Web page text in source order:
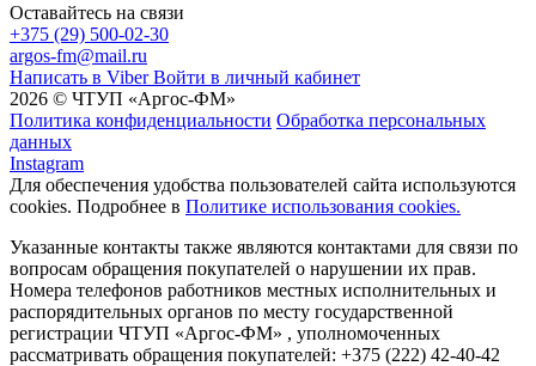
Оставайтесь на связи
+375 (29) 500-02-30
argos-fm@mail.ru
Написать в Viber Войти в личный кабинет
2026 © ЧТУП «Аргос-ФМ»
Политика конфиденциальности Обработка персональных
данных
Instagram
Для обеспечения удобства пользователей сайта используются
cookies. Подробнее в Политике использования cookies.
Указанные контакты также являются контактами для связи по
вопросам обращения покупателей о нарушении их прав.
Номера телефонов работников местных исполнительных и
распорядительных органов по месту государственной
регистрации ЧТУП «Аргос-ФМ» , уполномоченных
рассматривать обращения покупателей: +375 (222) 42-40-42